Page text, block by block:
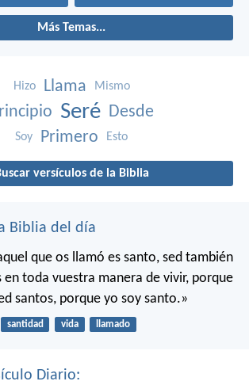
Más Temas...
Hizo Llama Mismo
Seré Desde
Soy Primero Esto
versículos de la Biblia
Biblia del día
que os llamó es santo, sed también
toda vuestra manera de vivir, porque
santos, porque yo soy santo.»
santidad vida llamado
Diario: